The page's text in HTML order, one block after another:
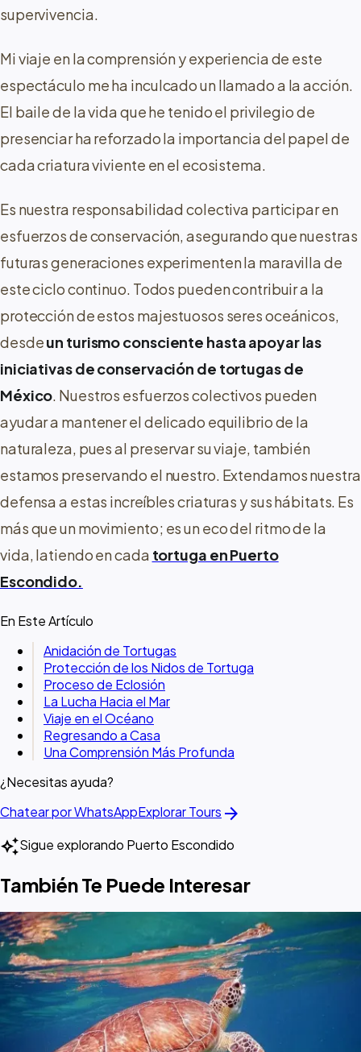
supervivencia.
Mi viaje en la comprensión y experiencia de este
espectáculo me ha inculcado un llamado a la acción.
El baile de la vida que he tenido el privilegio de
presenciar ha reforzado la importancia del papel de
cada criatura viviente en el ecosistema.
Es nuestra responsabilidad colectiva participar en
esfuerzos de conservación, asegurando que nuestras
futuras generaciones experimenten la maravilla de
este ciclo continuo. Todos pueden contribuir a la
protección de estos majestuosos seres oceánicos,
desdeun turismo consciente hasta apoyar las
iniciativas de conservación de tortugas de
México. Nuestros esfuerzos colectivos pueden
ayudar a mantener el delicado equilibrio de la
naturaleza, pues al preservar su viaje, también
estamos preservando el nuestro. Extendamos nuestra
defensa a estas increíbles criaturas y sus hábitats. Es
más que un movimiento; es un eco del ritmo de la
vida, latiendo en cada tortuga en Puerto
Escondido.
En Este Artículo
Anidación de Tortugas
Protección de los Nidos de Tortuga
Proceso de Eclosión
La Lucha Hacia el Mar
Viaje en el Océano
Regresando a Casa
Una Comprensión Más Profunda
¿Necesitas ayuda?
Chatear por WhatsAppExplorar Tours arrow_forward
auto_awesomeSigue explorando Puerto Escondido
También Te Puede Interesar